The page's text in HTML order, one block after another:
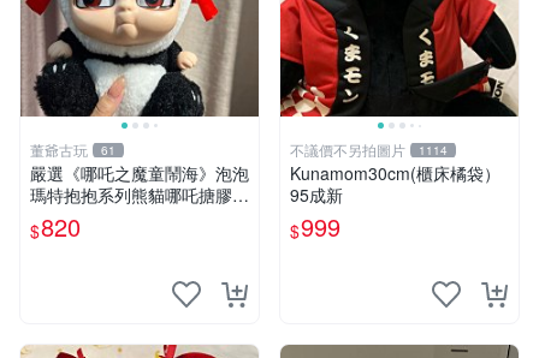
董爺古玩 61
嚴選《哪吒之魔童鬧海》泡泡
瑪特抱抱系列熊貓哪吒搪膠臉
毛絨， STATE：如圖顯示 哪
吒 毛絨公仔 泡泡瑪特
$820
不議價不另拍圖片 1114
Kunamom30cm(櫃床橘袋）
95成新
$999